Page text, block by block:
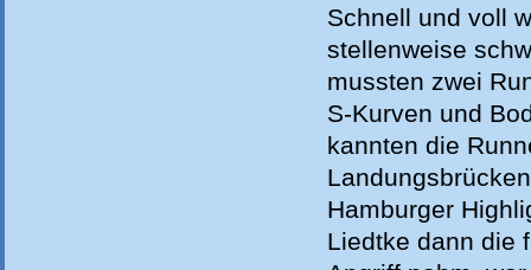
Schnell und voll
stellenweise
mussten zwei
S-Kurven und
kannten die
Hamburger
Liedtke dann die